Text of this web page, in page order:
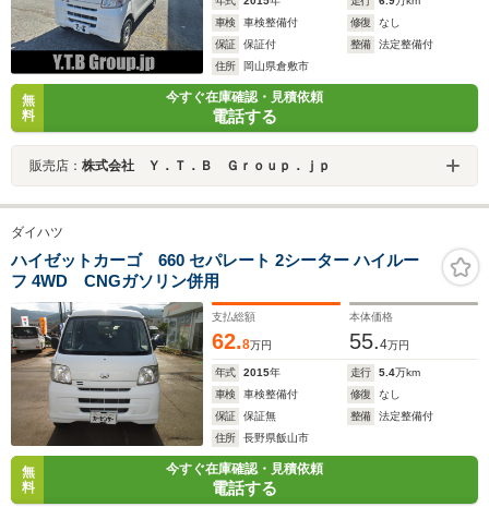
車検
車検整備付 修復
なし
保証
保証付 整備
法定整備付
住所
岡山県倉敷市
無
料
今すぐ在庫確認・見積依頼
電話する
販売店： 株式会社 Ｙ．Ｔ．Ｂ Ｇｒｏｕｐ．ｊｐ
ダイハツ
ハイゼットカーゴ 660 セパレート 2シーター ハイルー
フ 4WD CNGガソリン併用
支払総額
62.8万円
本体価格
55.4万円
年式 2015年 走行 5.4万km
車検
車検整備付 修復
なし
保証
保証無 整備
法定整備付
住所
長野県飯山市
無
料
今すぐ在庫確認・見積依頼
電話する